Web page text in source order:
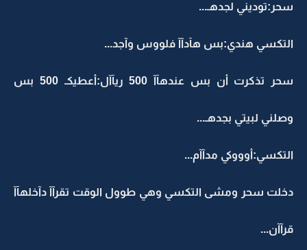
سحر:توديني لجدهـ...
التكسي هندي:بس هآدآآ فلووس وآجد...
سحر تذكرت أن بس عندهآآ 500 ريآآل:أعطيكـ 500 بس
وصلني لبيتي بجدهـ...
التكسي:أوووكي مدآآم...
دخلت سحر ومشى التكسي وهي طوول الوقت تقرآآ دآخلهآآ
قرآآن...